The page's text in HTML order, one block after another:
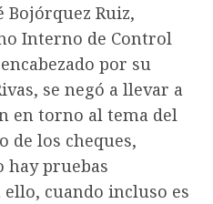
Bojórquez Ruiz,
Interno de Control
por su
se negó a llevar a
en torno al tema del
de los cheques,
hay pruebas
cuando incluso es